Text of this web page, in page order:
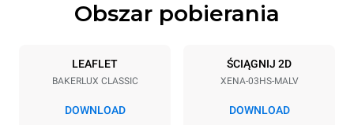
Specyfikacje blach
3 460x330
Rozstaw blach
Obszar pobierania
LEAFLET
BAKERLUX CLASSIC
DOWNLOAD
ŚCIĄGNIJ 2D
XENA-03HS-MALV
DOWNLOAD